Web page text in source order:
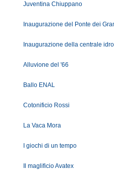
Juventina Chiuppano
Inaugurazione del Ponte dei
Inaugurazione della centrale
Alluvione del '66
Ballo ENAL
Cotonificio Rossi
La Vaca Mora
I giochi di un tempo
Il maglificio Avatex